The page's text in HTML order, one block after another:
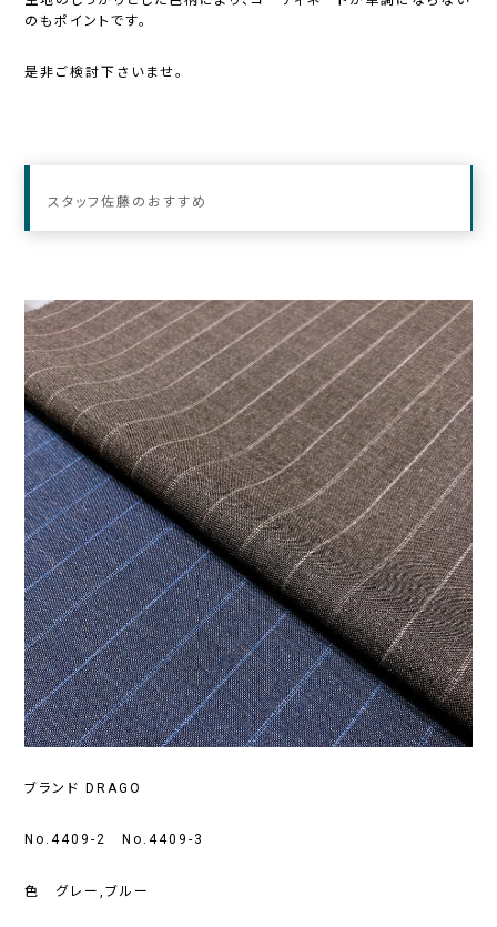
のもポイントです。
是非ご検討下さいませ。
スタッフ佐藤のおすすめ
ブランド DRAGO
No.4409-2 No.4409-3
色 グレー,ブルー